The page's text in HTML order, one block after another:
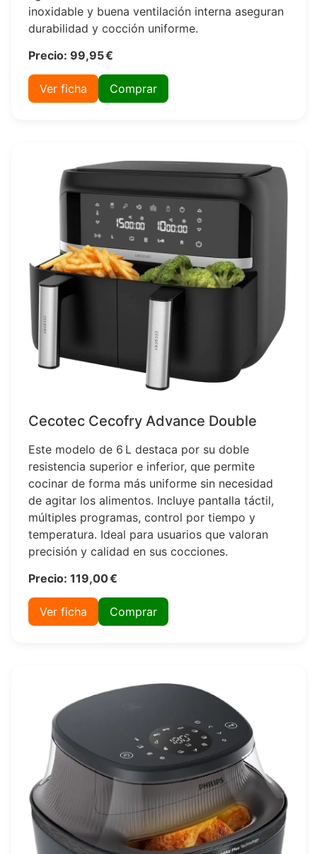
inoxidable y buena ventilación interna aseguran
durabilidad y cocción uniforme.
Precio: 99,95 €
Ver ficha Comprar
Cecotec Cecofry Advance Double
Este modelo de 6 L destaca por su doble
resistencia superior e inferior, que permite
cocinar de forma más uniforme sin necesidad
de agitar los alimentos. Incluye pantalla táctil,
múltiples programas, control por tiempo y
temperatura. Ideal para usuarios que valoran
precisión y calidad en sus cocciones.
Precio: 119,00 €
Ver ficha Comprar